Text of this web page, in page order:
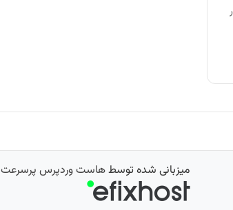
میزبانی شده توسطهاست وردپرس پرسرعت